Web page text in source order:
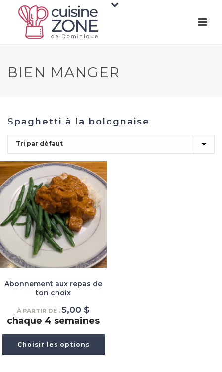
BIEN MANGER
Spaghetti à la bolognaise
Abonnement aux repas de
ton choix
À PARTIR DE :5,00 $
chaque 4 semaines
Choisir les options